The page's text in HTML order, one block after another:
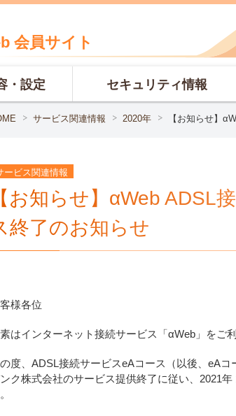
会員サイト
・設定 セキュリティ情報
サービス関連情報 2020年 【お知らせ】
ービス関連情報
お知らせ】αWeb ADSL
終了のお知らせ
様各位
はインターネット接続サービス「αWeb」をご
度、ADSL接続サービスeAコース（以後、eA
ク株式会社のサービス提供終了に従い、2021